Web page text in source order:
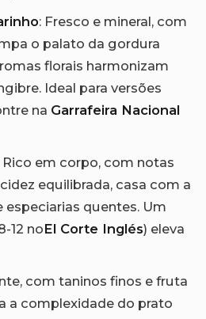
: Fresco e mineral, com
o palato da gordura
florais harmonizam
Ideal para versões
na Garrafeira Nacional
Rico em corpo, com notas
equilibrada, casa com a
quentes. Um
12 noEl Corte Inglés) eleva
com taninos finos e fruta
a complexidade do prato